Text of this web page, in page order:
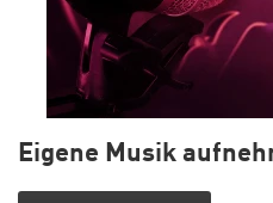
Eigene Musik